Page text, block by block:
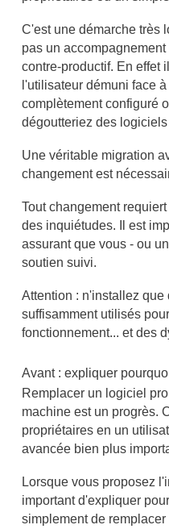
C'est une démarche très
pas un
contre-productif. En effet
l'utilisateur démuni face
complètement configuré
dégoutteriez des
Une véritable migration
changement est
Tout changement
des inquiétudes. Il est
assurant que vous - ou
soutien suivi.
Attention : n'installez
suffisamment utilisés
fonctionnement... et des
Avant : expliquer
Remplacer un logiciel
machine est un progrès.
propriétaires en un
avancée bien plus
Lorsque vous proposez
important d'expliquer
simplement de